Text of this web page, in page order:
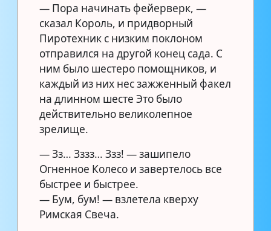
— Пора начинать фейерверк, —
сказал Король, и придворный
Пиротехник с низким поклоном
отправился на другой конец сада. С
ним было шестеро помощников, и
каждый из них нес зажженный факел
на длинном шесте Это было
действительно великолепное
зрелище.
— Зз… Зззз… Ззз! — зашипело
Огненное Колесо и завертелось все
быстрее и быстрее.
— Бум, бум! — взлетела кверху
Римская Свеча.